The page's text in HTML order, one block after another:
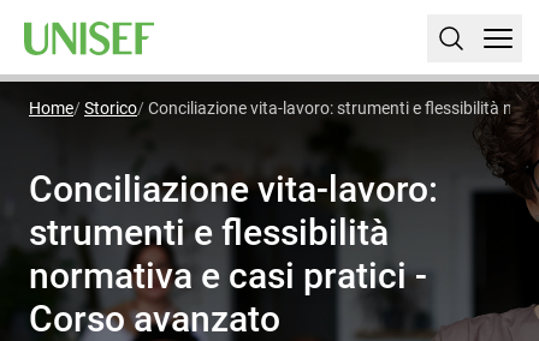
Home Storico Conciliazione vita-lavoro: strumenti e flessibilità
Conciliazione vita-lavoro:
strumenti e flessibilità
normativa e casi pratici -
Corso avanzato